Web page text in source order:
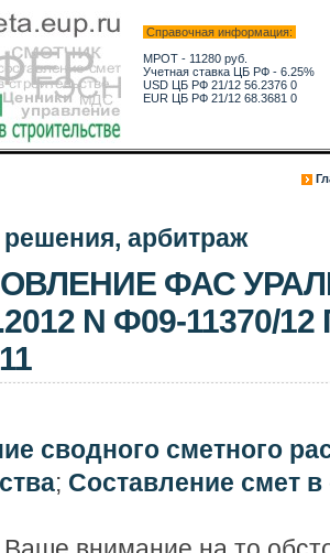
Справочная информация:
МРОТ - 11280 руб.
Учетная ставка ЦБ РФ - 6.25%
USD ЦБ РФ 21/12 56.2376 0
EUR ЦБ РФ 21/12 68.3681 0
арбитраж
ФАС
N Ф09-11370/
сводного сметного
; Составление смет в